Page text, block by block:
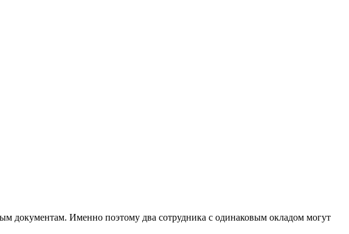
документам. Именно поэтому два сотрудника с одинаковым окладом могут